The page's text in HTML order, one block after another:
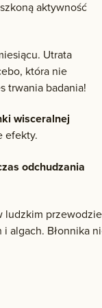
aktywność
Utrata
która nie
trwania badania!
wisceralnej
efekty.
odchudzania
ludzkim przewodzie
algach. Błonnika